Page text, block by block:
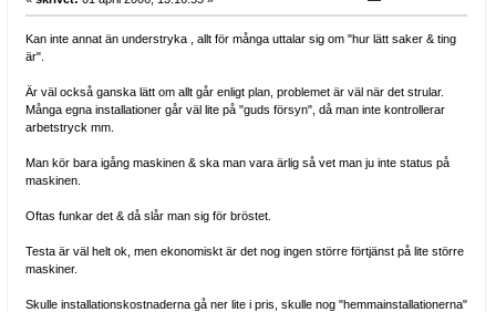
Kan inte annat än understryka , allt för många uttalar sig om "hur lätt saker & ting
är".
Är väl också ganska lätt om allt går enligt plan, problemet är väl när det strular.
Många egna installationer går väl lite på "guds försyn", då man inte kontrollerar
arbetstryck mm.
Man kör bara igång maskinen & ska man vara ärlig så vet man ju inte status på
maskinen.
Oftas funkar det & då slår man sig för bröstet.
Testa är väl helt ok, men ekonomiskt är det nog ingen större förtjänst på lite större
maskiner.
Skulle installationskostnaderna gå ner lite i pris, skulle nog "hemmainstallationerna"